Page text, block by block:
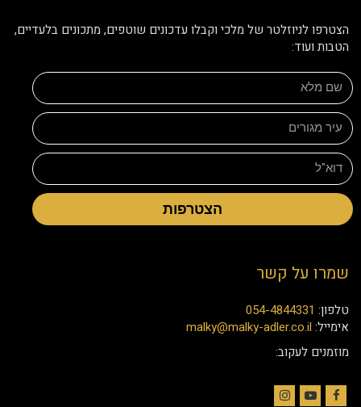
הצטרפו לניוזלטר של מלכי וקבלו עדכונים שוטפים, מתכונים בלעדיים,
הטבות ועוד:
הצטרפות
שמרו על קשר
טלפון: 054-4844331
אימייל: malky@malky-adler.co.il
מוזמנים לעקוב: